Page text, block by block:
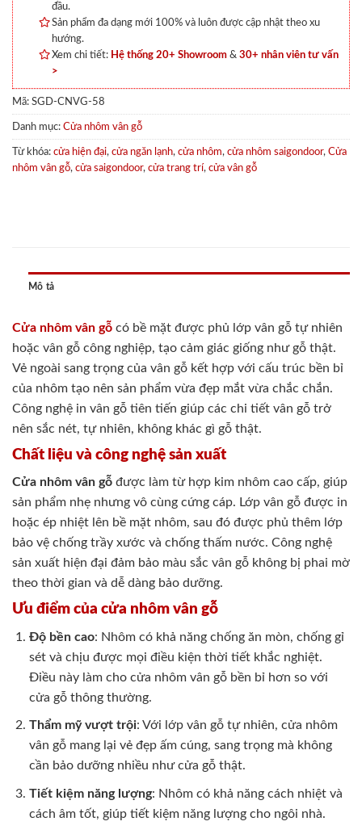
đầu.
Sản phẩm đa dạng mới 100% và luôn được cập nhật theo xu
hướng.
Xem chi tiết: Hệ thống 20+ Showroom & 30+ nhân viên tư vấn
>
Mã: SGD-CNVG-58
Danh mục: Cửa nhôm vân gỗ
Từ khóa: cửa hiện đại, cửa ngăn lạnh, cửa nhôm, cửa nhôm saigondoor, Cửa
nhôm vân gỗ, cửa saigondoor, cửa trang trí, cửa vân gỗ
Mô tả
Cửa nhôm vân gỗ có bề mặt được phủ lớp vân gỗ tự nhiên
hoặc vân gỗ công nghiệp, tạo cảm giác giống như gỗ thật.
Vẻ ngoài sang trọng của vân gỗ kết hợp với cấu trúc bền bỉ
của nhôm tạo nên sản phẩm vừa đẹp mắt vừa chắc chắn.
Công nghệ in vân gỗ tiên tiến giúp các chi tiết vân gỗ trở
nên sắc nét, tự nhiên, không khác gì gỗ thật.
Chất liệu và công nghệ sản xuất
Cửa nhôm vân gỗ được làm từ hợp kim nhôm cao cấp, giúp
sản phẩm nhẹ nhưng vô cùng cứng cáp. Lớp vân gỗ được in
hoặc ép nhiệt lên bề mặt nhôm, sau đó được phủ thêm lớp
bảo vệ chống trầy xước và chống thấm nước. Công nghệ
sản xuất hiện đại đảm bảo màu sắc vân gỗ không bị phai mờ
theo thời gian và dễ dàng bảo dưỡng.
Ưu điểm của cửa nhôm vân gỗ
Độ bền cao: Nhôm có khả năng chống ăn mòn, chống gỉ
sét và chịu được mọi điều kiện thời tiết khắc nghiệt.
Điều này làm cho cửa nhôm vân gỗ bền bỉ hơn so với
cửa gỗ thông thường.
Thẩm mỹ vượt trội: Với lớp vân gỗ tự nhiên, cửa nhôm
vân gỗ mang lại vẻ đẹp ấm cúng, sang trọng mà không
cần bảo dưỡng nhiều như cửa gỗ thật.
Tiết kiệm năng lượng: Nhôm có khả năng cách nhiệt và
cách âm tốt, giúp tiết kiệm năng lượng cho ngôi nhà.